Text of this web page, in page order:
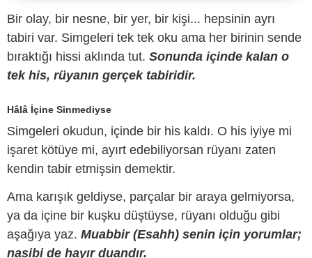
Bir olay, bir nesne, bir yer, bir kişi... hepsinin ayrı
tabiri var. Simgeleri tek tek oku ama her birinin sende
bıraktığı hissi aklında tut. Sonunda içinde kalan o
tek his, rüyanın gerçek tabiridir.
Hâlâ İçine Sinmediyse
Simgeleri okudun, içinde bir his kaldı. O his iyiye mi
işaret kötüye mi, ayırt edebiliyorsan rüyanı zaten
kendin tabir etmişsin demektir.
Ama karışık geldiyse, parçalar bir araya gelmiyorsa,
ya da içine bir kuşku düştüyse, rüyanı olduğu gibi
aşağıya yaz. Muabbir (Esahh) senin için yorumlar;
nasibi de hayır duandır.